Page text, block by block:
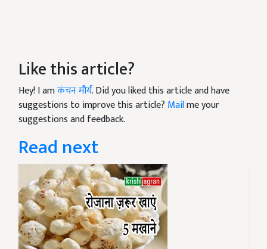
Like this article?
Hey! I amकंचन मौर्य. Did you liked this article and have
suggestions to improve this article? Mailme your
suggestions and feedback.
Read next